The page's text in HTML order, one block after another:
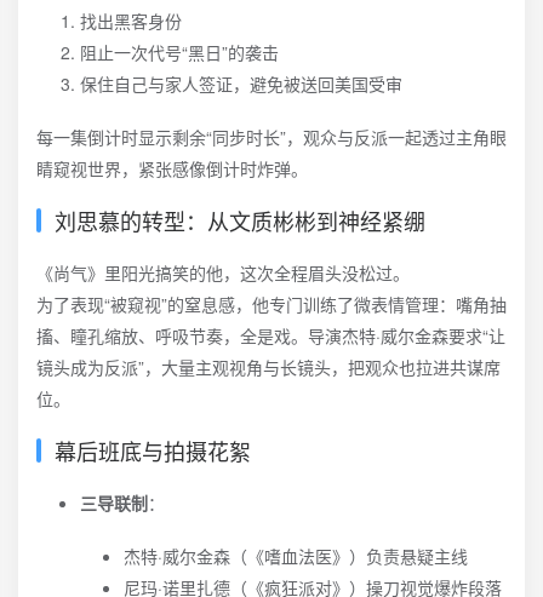
找出黑客身份
阻止一次代号“黑日”的袭击
保住自己与家人签证，避免被送回美国受审
每一集倒计时显示剩余“同步时长”，观众与反派一起透过主角眼
睛窥视世界，紧张感像倒计时炸弹。
刘思慕的转型：从文质彬彬到神经紧绷
《尚气》里阳光搞笑的他，这次全程眉头没松过。
为了表现“被窥视”的窒息感，他专门训练了微表情管理：嘴角抽
搐、瞳孔缩放、呼吸节奏，全是戏。导演杰特·威尔金森要求“让
镜头成为反派”，大量主观视角与长镜头，把观众也拉进共谋席
位。
幕后班底与拍摄花絮
三导联制：
杰特·威尔金森（《嗜血法医》）负责悬疑主线
尼玛·诺里扎德（《疯狂派对》）操刀视觉爆炸段落